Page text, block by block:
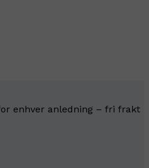
enhver anledning – fri frakt